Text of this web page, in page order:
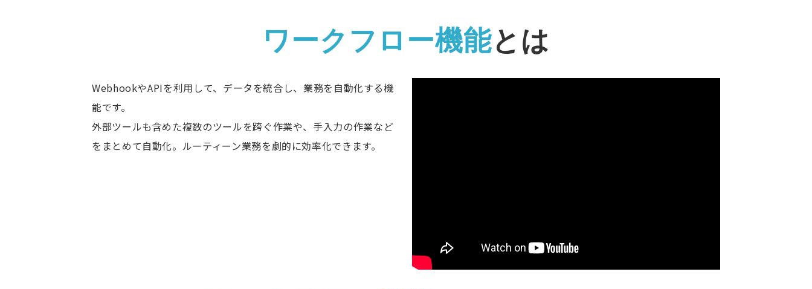
ワークフロー機能とは
WebhookやAPIを利用して、データを統合し、業務を自動化する機
能です。
外部ツールも含めた複数のツールを跨ぐ作業や、手入力の作業など
をまとめて自動化。ルーティーン業務を劇的に効率化できます。